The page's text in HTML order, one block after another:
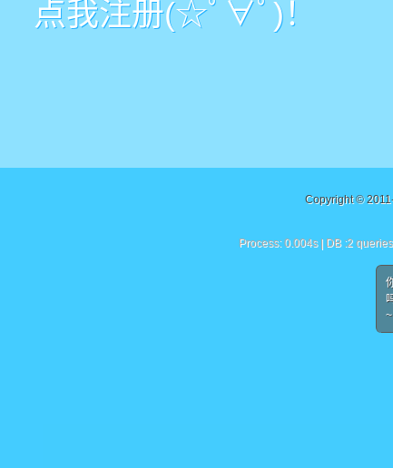
点我注册(☆ﾟ∀ﾟ)！
Copyright ©
Process: 0.004s | DB :2
~